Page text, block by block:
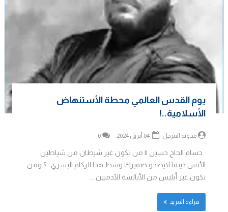
يوم القدس العالمي محطة الأستنهاض
الأسلامية..!
مدونة المرجل 0
حسام الحاج حسين || من تكون غير شيطان من شياطين
الأنس حينما لايصحو ضميرك وسط هذا الركام البشري ..؟ ومن
تكون غير أبليس من الأبالسة الآدميين ...
قراءة المزيد